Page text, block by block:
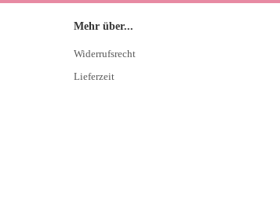
Mehr über...
Widerrufsrecht
Lieferzeit